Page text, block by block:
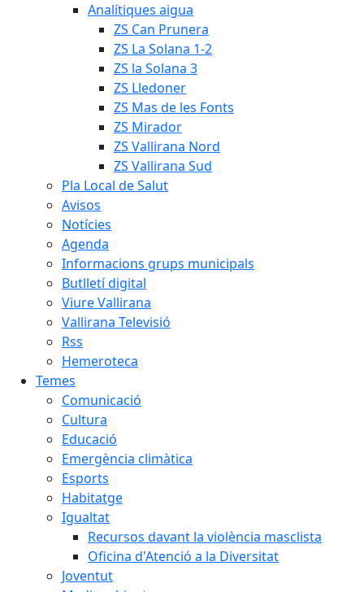
Analítiques aigua
ZS Can Prunera
ZS La Solana 1-2
ZS la Solana 3
ZS Lledoner
ZS Mas de les Fonts
ZS Mirador
ZS Vallirana Nord
ZS Vallirana Sud
Pla Local de Salut
Avisos
Notícies
Agenda
Informacions grups municipals
Butlletí digital
Viure Vallirana
Vallirana Televisió
Rss
Hemeroteca
Temes
Comunicació
Cultura
Educació
Emergència climàtica
Esports
Habitatge
Igualtat
Recursos davant la violència masclista
Oficina d'Atenció a la Diversitat
Joventut